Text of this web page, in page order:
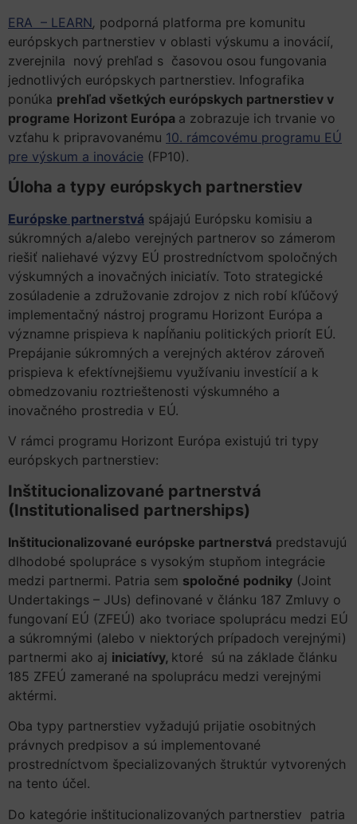
ERA – LEARN, podporná platforma pre komunitu
európskych partnerstiev v oblasti výskumu a inovácií,
zverejnila nový prehľad s časovou osou fungovania
jednotlivých európskych partnerstiev. Infografika
ponúka prehľad všetkých európskych partnerstiev v
programe Horizont Európa a zobrazuje ich trvanie vo
vzťahu k pripravovanému 10. rámcovému programu EÚ
pre výskum a inovácie (FP10).
Úloha a typy európskych partnerstiev
Európske partnerstvá spájajú Európsku komisiu a
súkromných a/alebo verejných partnerov so zámerom
riešiť naliehavé výzvy EÚ prostredníctvom spoločných
výskumných a inovačných iniciatív. Toto strategické
zosúladenie a združovanie zdrojov z nich robí kľúčový
implementačný nástroj programu Horizont Európa a
významne prispieva k napĺňaniu politických priorít EÚ.
Prepájanie súkromných a verejných aktérov zároveň
prispieva k efektívnejšiemu využívaniu investícií a k
obmedzovaniu roztrieštenosti výskumného a
inovačného prostredia v EÚ.
V rámci programu Horizont Európa existujú tri typy
európskych partnerstiev:
Inštitucionalizované partnerstvá
(Institutionalised partnerships)
Inštitucionalizované európske partnerstvá predstavujú
dlhodobé spolupráce s vysokým stupňom integrácie
medzi partnermi. Patria sem spoločné podniky (Joint
Undertakings – JUs) definované v článku 187 Zmluvy o
fungovaní EÚ (ZFEÚ) ako tvoriace spoluprácu medzi EÚ
a súkromnými (alebo v niektorých prípadoch verejnými)
partnermi ako aj iniciatívy, ktoré sú na základe článku
185 ZFEÚ zamerané na spoluprácu medzi verejnými
aktérmi.
Oba typy partnerstiev vyžadujú prijatie osobitných
právnych predpisov a sú implementované
prostredníctvom špecializovaných štruktúr vytvorených
na tento účel.
Do kategórie inštitucionalizovaných partnerstiev patria